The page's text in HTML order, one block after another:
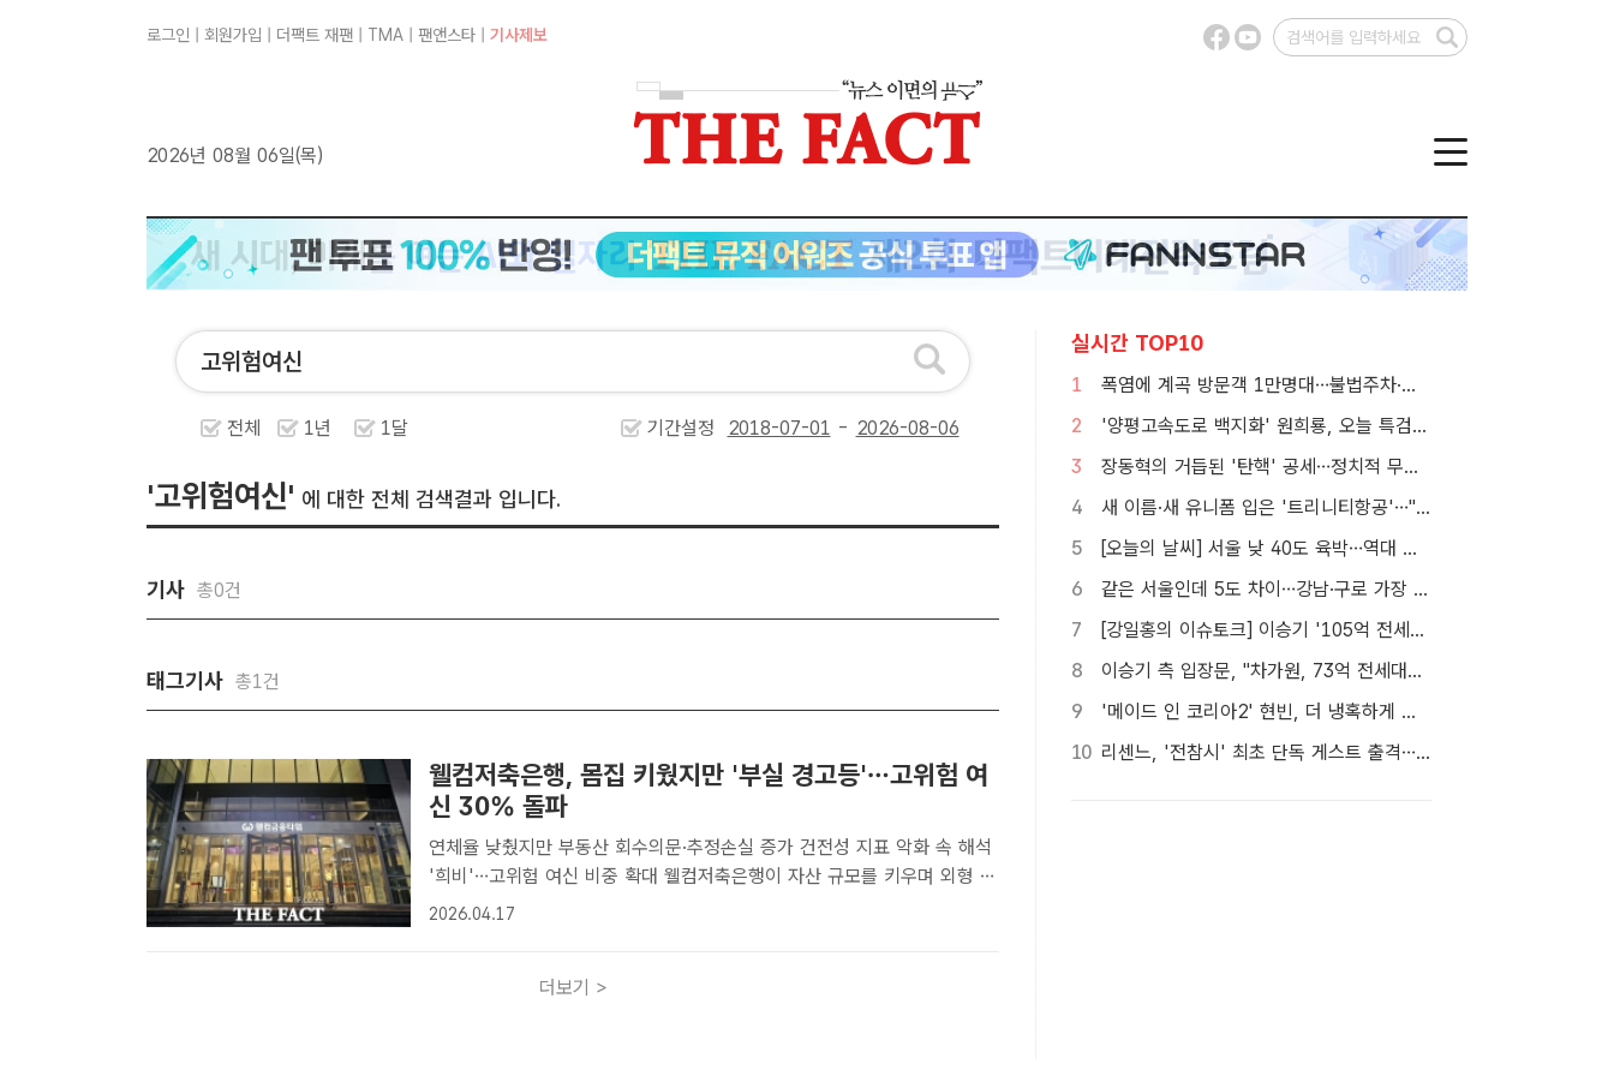
로그인 회원가입 더팩트 재팬 TMA 팬앤스타 기사제보
2026년 08월 06일(목)
전체 1년 1달 기간설정 -
'고위험여신' 에 대한 전체 검색결과 입니다.
기사 총0건
태그기사 총1건
웰컴저축은행, 몸집 키웠지만 '부실 경고등'…고위험 여
신 30% 돌파
연체율 낮췄지만 부동산 회수의문·추정손실 증가 건전성 지표 악화 속 해석
'희비'…고위험 여신 비중 확대 웰컴저축은행이 자산 규모를 키우며 외형 성
장에는 성공했지만, 건전성 지표 악화 흐름이다. /더팩트 DB[더팩트ㅣ김정
2026.04.17
더보기 >
실시간 TOP10
1
폭염에 계곡 방문객 1만명대…불법주차·쓰레기는 골치
2
'양평고속도로 백지화' 원희룡, 오늘 특검 2차 피의자 조사
3
장동혁의 거듭된 '탄핵' 공세…정치적 무게감은 뚝
4
새 이름·새 유니폼 입은 '트리니티항공'…"고객 경험 바꾼다"[TF현장]
5
[오늘의 날씨] 서울 낮 40도 육박…역대 최고 39.6도 위협
6
같은 서울인데 5도 차이…강남·구로 가장 덥고 서대문 낮다
7
[강일홍의 이슈토크] 이승기 '105억 전세금' 비상…오늘 만기, 돌려받을 수 있나?
8
이승기 측 입장문, "차가원, 73억 전세대출 노린 고도의 사기수법" 주장
9
'메이드 인 코리아2' 현빈, 더 냉혹하게 더 커진 욕망으로
10
리센느, '전참시' 최초 단독 게스트 출격…8일 방송